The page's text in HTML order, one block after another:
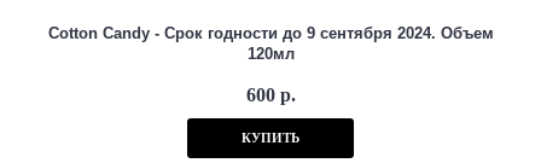
Cotton Candy - Срок годности до 9 сентября 2024. Объем
120мл
600 р.
КУПИТЬ